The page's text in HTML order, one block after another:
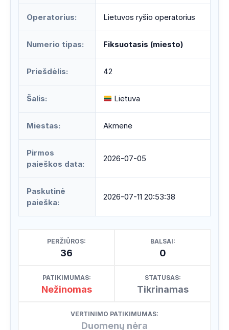
Operatorius: Lietuvos ryšio operatorius
Numerio tipas: Fiksuotasis (miesto)
Priešdėlis: 42
Šalis: Lietuva
Miestas: Akmenė
Pirmos
paieškos data:
2026-07-05
Paskutinė
paieška:
2026-07-11 20:53:38
PERŽIŪROS:
36
BALSAI:
0
PATIKIMUMAS:
Nežinomas
STATUSAS:
Tikrinamas
VERTINIMO PATIKIMUMAS:
Duomenų nėra